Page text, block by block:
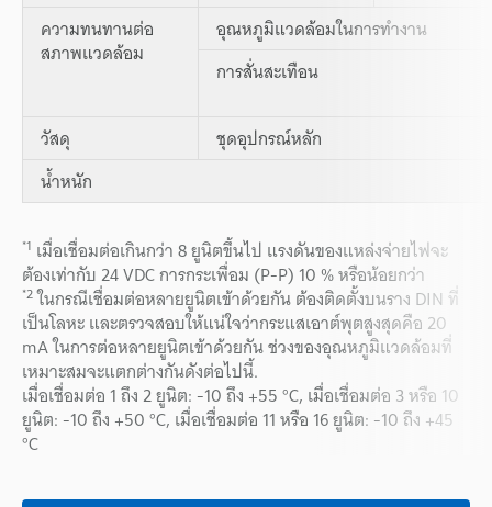
ความทนทานต่อ
สภาพแวดล้อม
อุณหภูมิแวดล้อมในการทำงาน
การสั่นสะเทือน
วัสดุ
ชุดอุปกรณ์หลัก
น้ำหนัก
*1 เมื่อเชื่อมต่อเกินกว่า 8 ยูนิตขึ้นไป แรงดันของแหล่งจ่ายไฟจะ
ต้องเท่ากับ 24 VDC การกระเพื่อม (P-P) 10 % หรือน้อยกว่า
*2ในกรณีเชื่อมต่อหลายยูนิตเข้าด้วยกัน ต้องติดตั้งบนราง DIN ที่
เป็นโลหะ และตรวจสอบให้แน่ใจว่ากระแสเอาต์พุตสูงสุดคือ 20
mA ในการต่อหลายยูนิตเข้าด้วยกัน ช่วงของอุณหภูมิแวดล้อมที่
เหมาะสมจะแตกต่างกันดังต่อไปนี้.
เมื่อเชื่อมต่อ 1 ถึง 2 ยูนิต: -10 ถึง +55 °C, เมื่อเชื่อมต่อ 3 หรือ 10
ยูนิต: -10 ถึง +50 °C, เมื่อเชื่อมต่อ 11 หรือ 16 ยูนิต: -10 ถึง +45
°C